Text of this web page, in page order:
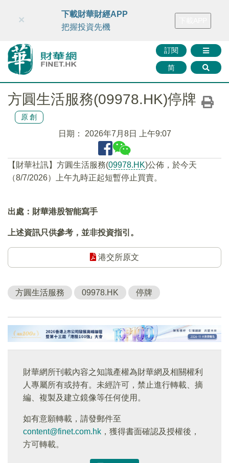
財華智庫網 FINTV FINMETA 財華證券 媒體矩陣
訂閱
简
×
下載財華財經APP
把握投資先機
方圓生活服務(09978.HK)停牌
原創
日期： 2026年7月8日 上午9:07
【財華社訊】方圓生活服務(09978.HK)公佈，於今天
（8/7/2026）上午九時正起短暫停止買賣。
出處：財華港股智能寫手
上述資訊只供參考，並非投資指引。
港交所原文
方圓生活服務 09978.HK 停牌
財華網所刊載內容之知識產權為財華網及相關權利
人專屬所有或持有。未經許可，禁止進行轉載、摘
編、複製及建立鏡像等任何使用。
如有意願轉載，請發郵件至
content@finet.com.hk ，獲得書面確認及授權後，
方可轉載。